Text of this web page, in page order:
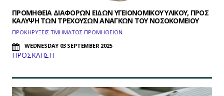
ΠΡΟΜΗΘΕΙΑ ΔΙΑΦΟΡΩΝ ΕΙΔΩΝ ΥΓΕΙΟΝΟΜΙΚΟΥ ΥΛΙΚΟΥ, ΠΡΟΣ
ΚΑΛΥΨΗ ΤΩΝ ΤΡΕΧΟΥΣΩΝ ΑΝΑΓΚΩΝ ΤΟΥ ΝΟΣΟΚΟΜΕΙΟΥ
ΠΡΟΚΗΡΥΞΕΙΣ ΤΜΗΜΑΤΟΣ ΠΡΟΜΗΘΕΙΩN
WEDNESDAY 03 SEPTEMBER 2025
ΠΡΟΣΚΛΗΣΗ